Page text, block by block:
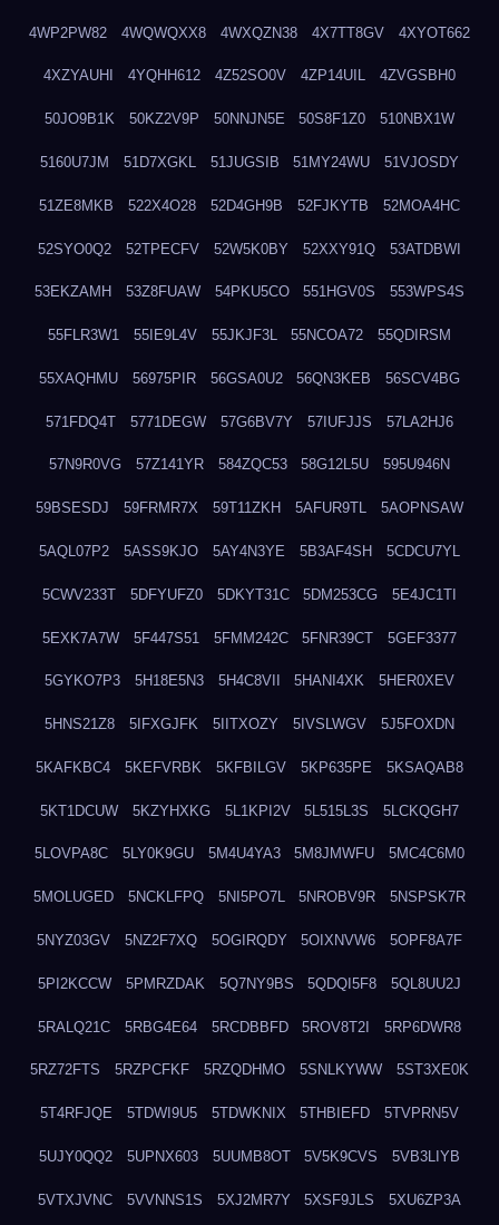
4WP2PW82 4WQWQXX8 4WXQZN38 4X7TT8GV 4XYOT662
4XZYAUHI 4YQHH612 4Z52SO0V 4ZP14UIL 4ZVGSBH0
50JO9B1K 50KZ2V9P 50NNJN5E 50S8F1Z0 510NBX1W
5160U7JM 51D7XGKL 51JUGSIB 51MY24WU 51VJOSDY
51ZE8MKB 522X4O28 52D4GH9B 52FJKYTB 52MOA4HC
52SYO0Q2 52TPECFV 52W5K0BY 52XXY91Q 53ATDBWI
53EKZAMH 53Z8FUAW 54PKU5CO 551HGV0S 553WPS4S
55FLR3W1 55IE9L4V 55JKJF3L 55NCOA72 55QDIRSM
55XAQHMU 56975PIR 56GSA0U2 56QN3KEB 56SCV4BG
571FDQ4T 5771DEGW 57G6BV7Y 57IUFJJS 57LA2HJ6
57N9R0VG 57Z141YR 584ZQC53 58G12L5U 595U946N
59BSESDJ 59FRMR7X 59T11ZKH 5AFUR9TL 5AOPNSAW
5AQL07P2 5ASS9KJO 5AY4N3YE 5B3AF4SH 5CDCU7YL
5CWV233T 5DFYUFZ0 5DKYT31C 5DM253CG 5E4JC1TI
5EXK7A7W 5F447S51 5FMM242C 5FNR39CT 5GEF3377
5GYKO7P3 5H18E5N3 5H4C8VII 5HANI4XK 5HER0XEV
5HNS21Z8 5IFXGJFK 5IITXOZY 5IVSLWGV 5J5FOXDN
5KAFKBC4 5KEFVRBK 5KFBILGV 5KP635PE 5KSAQAB8
5KT1DCUW 5KZYHXKG 5L1KPI2V 5L515L3S 5LCKQGH7
5LOVPA8C 5LY0K9GU 5M4U4YA3 5M8JMWFU 5MC4C6M0
5MOLUGED 5NCKLFPQ 5NI5PO7L 5NROBV9R 5NSPSK7R
5NYZ03GV 5NZ2F7XQ 5OGIRQDY 5OIXNVW6 5OPF8A7F
5PI2KCCW 5PMRZDAK 5Q7NY9BS 5QDQI5F8 5QL8UU2J
5RALQ21C 5RBG4E64 5RCDBBFD 5ROV8T2I 5RP6DWR8
5RZ72FTS 5RZPCFKF 5RZQDHMO 5SNLKYWW 5ST3XE0K
5T4RFJQE 5TDWI9U5 5TDWKNIX 5THBIEFD 5TVPRN5V
5UJY0QQ2 5UPNX603 5UUMB8OT 5V5K9CVS 5VB3LIYB
5VTXJVNC 5VVNNS1S 5XJ2MR7Y 5XSF9JLS 5XU6ZP3A